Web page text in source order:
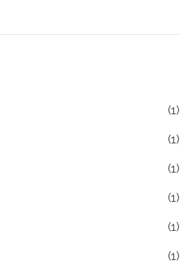
(1)
(1)
(1)
(1)
(1)
(1)